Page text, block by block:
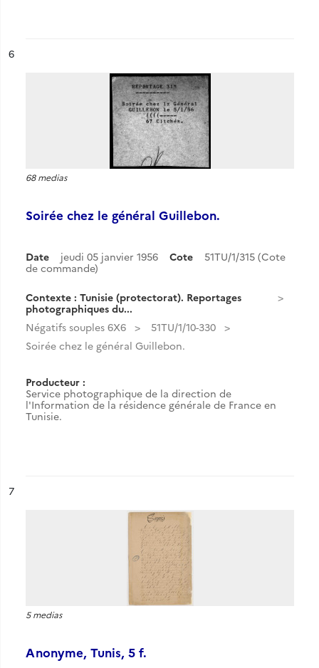
n°
6
68 medias
Soirée chez le général Guillebon.
Date jeudi 05 janvier 1956 Cote
51TU/1/315 (Cote
de commande)
Contexte : Tunisie (protectorat). Reportages
photographiques du...
Négatifs souples 6X6
51TU/1/10-330
Soirée chez le général Guillebon.
Producteur :
Service photographique de la direction de
l'Information de la résidence générale de France en
Tunisie.
n°
7
5 medias
Anonyme, Tunis, 5 f.